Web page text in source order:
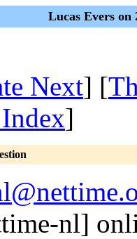
Lucas Evers on
Next] [
]
nl]